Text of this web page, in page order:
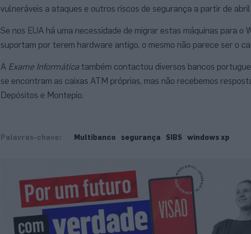
vulneráveis a ataques e outros riscos de segurança a partir de abril
Se nos EUA há uma necessidade de migrar estas máquinas para o
suportam por terem hardware antigo, o mesmo não parece ser o
A Exame Informática também contactou diversos bancos
se encontram as caixas ATM próprias, mas não recebemos
Depósitos e Montepio.
Palavras-chave: Multibanco segurança SIBS windows xp